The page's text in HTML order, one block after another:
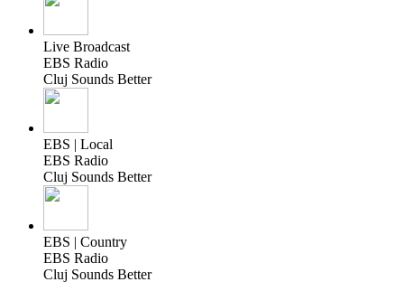
Live Broadcast
EBS Radio
Cluj Sounds Better
EBS | Local
EBS Radio
Cluj Sounds Better
EBS | Country
EBS Radio
Cluj Sounds Better